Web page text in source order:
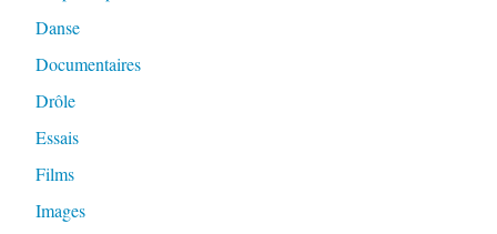
Danse
Documentaires
Drôle
Essais
Films
Images